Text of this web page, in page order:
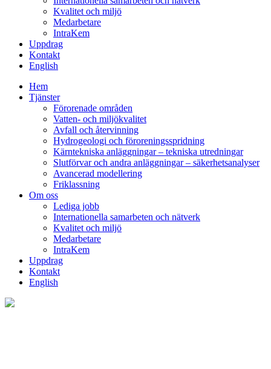
Kvalitet och miljö
Medarbetare
IntraKem
Uppdrag
Kontakt
English
Hem
Tjänster
Förorenade områden
Vatten- och miljökvalitet
Avfall och återvinning
Hydrogeologi och föroreningsspridning
Kärntekniska anläggningar – tekniska utredningar
Slutförvar och andra anläggningar – säkerhetsanalyser
Avancerad modellering
Friklassning
Om oss
Lediga jobb
Internationella samarbeten och nätverk
Kvalitet och miljö
Medarbetare
IntraKem
Uppdrag
Kontakt
English